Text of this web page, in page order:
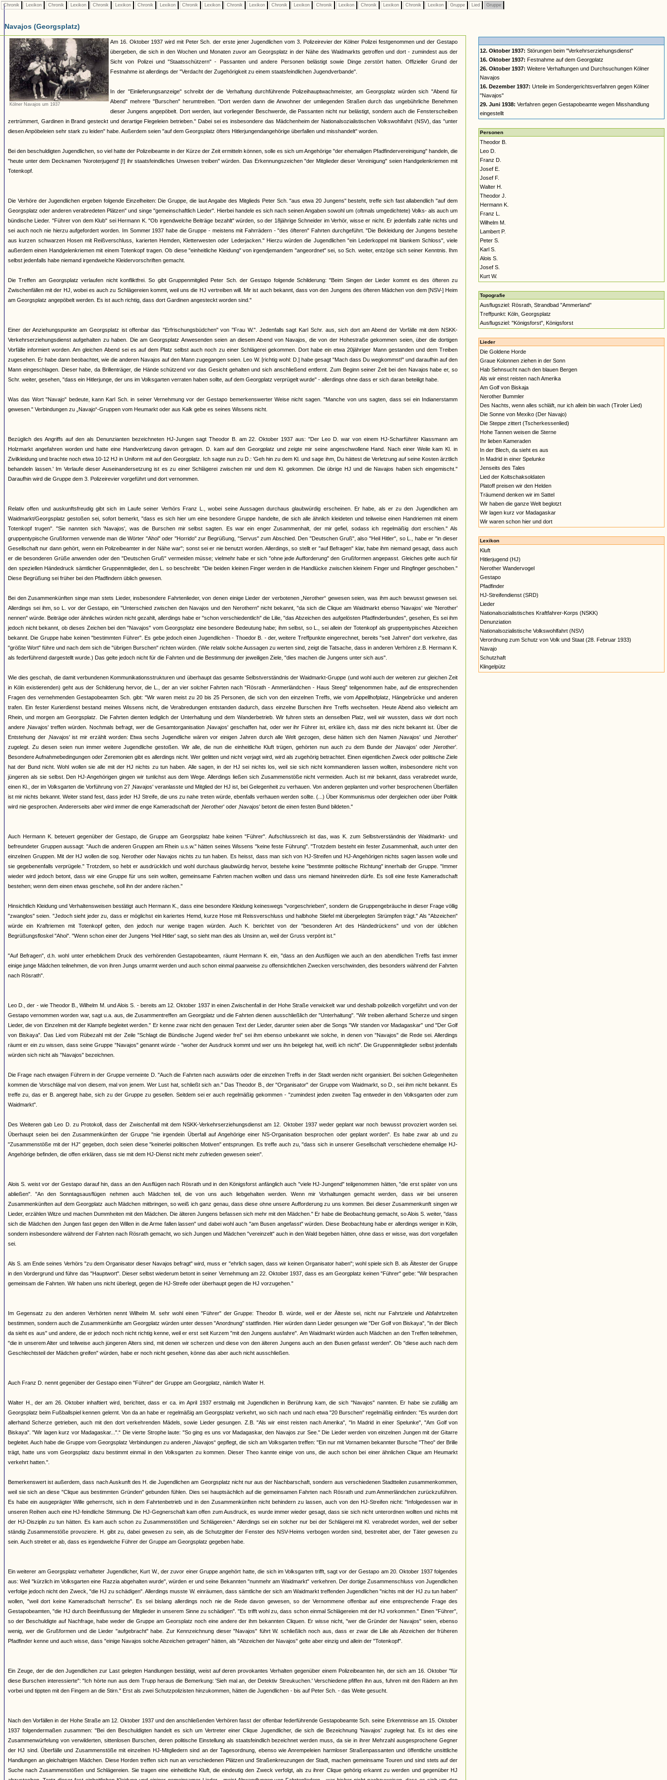
Chronik Lexikon Chronik Lexikon Chronik Lexikon Chronik Lexikon Chronik Lexikon Chronik Lexikon Chronik Lexikon Chronik Lexikon Chronik Lexikon Chronik Lexikon Gruppe Lied Gruppe
Navajos (Georgsplatz)
Kölner Navajos um 1937
Am 16. Oktober 1937 wird mit Peter Sch. der erste jener Jugendlichen vom 3. Polizeirevier der Kölner Polizei festgenommen und der Gestapo
übergeben, die sich in den Wochen und Monaten zuvor am Georgsplatz in der Nähe des Waidmarkts getroffen und dort - zumindest aus der
Sicht von Polizei und "Staatsschützern" - Passanten und andere Personen belästigt sowie Dinge zerstört hatten. Offizieller Grund der
Festnahme ist allerdings der "Verdacht der Zugehörigkeit zu einem staatsfeindlichen Jugendverbande".
In der "Einlieferungsanzeige" schreibt der die Verhaftung durchführende Polizeihauptwachmeister, am Georgsplatz würden sich "Abend für
Abend" mehrere "Burschen" herumtreiben. "Dort werden dann die Anwohner der umliegenden Straßen durch das ungebührliche Benehmen
dieser Jungens angepöbelt. Dort werden, laut vorliegender Beschwerde, die Passanten nicht nur belästigt, sondern auch die Fensterscheiben
zertrümmert, Gardinen in Brand gesteckt und derartige Flegeleien betrieben." Dabei sei es insbesondere das Mädchenheim der Nationalsozialistischen Volkswohlfahrt (NSV), das "unter
diesen Anpöbeleien sehr stark zu leiden" habe. Außerdem seien "auf dem Georgsplatz öfters Hitlerjungendangehörige überfallen und misshandelt" worden.
Bei den beschuldigten Jugendlichen, so viel hatte der Polizeibeamte in der Kürze der Zeit ermitteln können, solle es sich um Angehörige "der ehemaligen Pfadfindervereinigung" handeln, die
"heute unter dem Decknamen 'Noroterjugend' [!] ihr staatsfeindliches Unwesen treiben" würden. Das Erkennungszeichen "der Mitglieder dieser Vereinigung" seien Handgelenkriemen mit
Totenkopf.
Die Verhöre der Jugendlichen ergeben folgende Einzelheiten: Die Gruppe, die laut Angabe des Mitglieds Peter Sch. "aus etwa 20 Jungens" besteht, treffe sich fast allabendlich "auf dem
Georgsplatz oder anderen verabredeten Plätzen" und singe "gemeinschaftlich Lieder". Hierbei handele es sich nach seinen Angaben sowohl um (oftmals umgedichtete) Volks- als auch um
bündische Lieder. "Führer von dem Klub" sei Hermann K. "Ob irgendwelche Beiträge bezahlt" würden, so der 18jährige Schneider im Verhör, wisse er nicht. Er jedenfalls zahle nichts und
sei auch noch nie hierzu aufgefordert worden. Im Sommer 1937 habe die Gruppe - meistens mit Fahrrädern - "des öfteren" Fahrten durchgeführt. "Die Bekleidung der Jungens bestehe
aus kurzen schwarzen Hosen mit Reißverschluss, karierten Hemden, Kletterwesten oder Lederjacken." Hierzu würden die Jugendlichen "ein Lederkoppel mit blankem Schloss", viele
außerdem einen Handgelenkriemen mit einem Totenkopf tragen. Ob diese "einheitliche Kleidung" von irgendjemandem "angeordnet" sei, so Sch. weiter, entzöge sich seiner Kenntnis. Ihm
selbst jedenfalls habe niemand irgendwelche Kleidervorschriften gemacht.
Die Treffen am Georgsplatz verlaufen nicht konfliktfrei. So gibt Gruppenmitglied Peter Sch. der Gestapo folgende Schilderung: "Beim Singen der Lieder kommt es des öfteren zu
Zwischenfällen mit der HJ, wobei es auch zu Schlägereien kommt, weil uns die HJ vertreiben will. Mir ist auch bekannt, dass von den Jungens des öfteren Mädchen von dem [NSV-] Heim
am Georgsplatz angepöbelt werden. Es ist auch richtig, dass dort Gardinen angesteckt worden sind."
Einer der Anziehungspunkte am Georgsplatz ist offenbar das "Erfrischungsbüdchen" von "Frau W.". Jedenfalls sagt Karl Schr. aus, sich dort am Abend der Vorfälle mit dem NSKK-
Verkehrserziehungsdienst aufgehalten zu haben. Die am Georgsplatz Anwesenden seien an diesem Abend von Navajos, die von der Hohestraße gekommen seien, über die dortigen
Vorfälle informiert worden. Am gleichen Abend sei es auf dem Platz selbst auch noch zu einer Schlägerei gekommen. Dort habe ein etwa 20jähriger Mann gestanden und dem Treiben
zugesehen. Er habe dann beobachtet, wie die anderen Navajos auf den Mann zugegangen seien. Leo W. [richtig wohl: D.] habe gesagt "Mach dass Du wegkommst!" und daraufhin auf den
Mann eingeschlagen. Dieser habe, da Brillenträger, die Hände schützend vor das Gesicht gehalten und sich anschließend entfernt. Zum Beginn seiner Zeit bei den Navajos habe er, so
Schr. weiter, gesehen, "dass ein Hitlerjunge, der uns im Volksgarten verraten haben sollte, auf dem Georgplatz verprügelt wurde" - allerdings ohne dass er sich daran beteiligt habe.
Was das Wort "Navajo" bedeute, kann Karl Sch. in seiner Vernehmung vor der Gestapo bemerkenswerter Weise nicht sagen. "Manche von uns sagten, dass sei ein Indianerstamm
gewesen." Verbindungen zu „Navajo“-Gruppen vom Heumarkt oder aus Kalk gebe es seines Wissens nicht.
Bezüglich des Angriffs auf den als Denunzianten bezeichneten HJ-Jungen sagt Theodor B. am 22. Oktober 1937 aus: "Der Leo D. war von einem HJ-Scharführer Klassmann am
Holzmarkt angefahren worden und hatte eine Handverletzung davon getragen. D. kam auf den Georgplatz und zeigte mir seine angeschwollene Hand. Nach einer Weile kam Kl. in
Zivilkleidung und brachte noch etwa 10-12 HJ in Uniform mit auf den Georgplatz. Ich sagte nun zu D.: 'Geh hin zu dem Kl. und sage ihm, Du hättest die Verletzung auf seine Kosten ärztlich
behandeln lassen.' Im Verlaufe dieser Auseinandersetzung ist es zu einer Schlägerei zwischen mir und dem Kl. gekommen. Die übrige HJ und die Navajos haben sich eingemischt."
Daraufhin wird die Gruppe dem 3. Polizeirevier vorgeführt und dort vernommen.
Relativ offen und auskunftsfreudig gibt sich im Laufe seiner Verhörs Franz L., wobei seine Aussagen durchaus glaubwürdig erscheinen. Er habe, als er zu den Jugendlichen am
Waidmarkt/Georgsplatz gestoßen sei, sofort bemerkt, "dass es sich hier um eine besondere Gruppe handelte, die sich alle ähnlich kleideten und teilweise einen Handriemen mit einem
Totenkopf trugen". "Sie nannten sich 'Navajos', was die Burschen mir selbst sagten. Es war ein enger Zusammenhalt, der mir gefiel, sodass ich regelmäßig dort erschien." Als
gruppentypische Grußformen verwende man die Wörter "Ahoi" oder "Horrido" zur Begrüßung, "Servus" zum Abschied. Den "Deutschen Gruß", also "Heil Hitler", so L., habe er "in dieser
Gesellschaft nur dann gehört, wenn ein Polizeibeamter in der Nähe war"; sonst sei er nie benutzt worden. Allerdings, so stellt er "auf Befragen" klar, habe ihm niemand gesagt, dass auch
er die besonderen Grüße anwenden oder den "Deutschen Gruß" vermeiden müsse; vielmehr habe er sich "ohne jede Aufforderung" den Grußformen angepasst. Gleiches gelte auch für
den speziellen Händedruck sämtlicher Gruppenmitglieder, den L. so beschreibt: "Die beiden kleinen Finger werden in die Handlücke zwischen kleinem Finger und Ringfinger geschoben."
Diese Begrüßung sei früher bei den Pfadfindern üblich gewesen.
Bei den Zusammenkünften singe man stets Lieder, insbesondere Fahrtenlieder, von denen einige Lieder der verbotenen „Nerother“ gewesen seien, was ihm auch bewusst gewesen sei.
Allerdings sei ihm, so L. vor der Gestapo, ein "Unterschied zwischen den Navajos und den Nerothern" nicht bekannt, "da sich die Clique am Waidmarkt ebenso 'Navajos' wie 'Nerother'
nennen" würde. Beiträge oder ähnliches würden nicht gezahlt, allerdings habe er "schon verschiedentlich" die Lilie, "das Abzeichen des aufgelösten Pfadfinderbundes", gesehen, Es sei ihm
jedoch nicht bekannt, ob dieses Zeichen bei den "Navajos" vom Georgsplatz eine besondere Bedeutung habe; ihm selbst, so L., sei allein der Totenkopf als gruppentypisches Abzeichen
bekannt. Die Gruppe habe keinen "bestimmten Führer". Es gebe jedoch einen Jugendlichen - Thoedor B. - der, weitere Treffpunkte eingerechnet, bereits "seit Jahren" dort verkehre, das
"größte Wort" führe und nach dem sich die "übrigen Burschen" richten würden. (Wie relativ solche Aussagen zu werten sind, zeigt die Tatsache, dass in anderen Verhören z.B. Hermann K.
als federführend dargestellt wurde.) Das gelte jedoch nicht für die Fahrten und die Bestimmung der jeweiligen Ziele, "dies machen die Jungens unter sich aus".
Wie dies geschah, die damit verbundenen Kommunikationsstrukturen und überhaupt das gesamte Selbstverständnis der Waidmarkt-Gruppe (und wohl auch der weiteren zur gleichen Zeit
in Köln existierenden) geht aus der Schilderung hervor, die L., der an vier solcher Fahrten nach "Rösrath - Ammerländchen - Haus Steeg" teilgenommen habe, auf die entsprechenden
Fragen des vernehmenden Gestapobeamten Sch. gibt: "Wir waren meist zu 20 bis 25 Personen, die sich von den einzelnen Treffs, wie vom Appellhofplatz, Hängebrücke und anderen
trafen. Ein fester Kurierdienst bestand meines Wissens nicht, die Verabredungen entstanden dadurch, dass einzelne Burschen ihre Treffs wechselten. Heute Abend also vielleicht am
Rhein, und morgen am Georgsplatz. Die Fahrten dienten lediglich der Unterhaltung und dem Wanderbetrieb. Wir fuhren stets an denselben Platz, weil wir wussten, dass wir dort noch
andere ‚Navajos' treffen würden. Nochmals befragt, wer die Gesamtorganisation ‚Navajos' geschaffen hat, oder wer ihr Führer ist, erkläre ich, dass mir dies nicht bekannt ist. Über die
Entstehung der ‚Navajos' ist mir erzählt worden: Etwa sechs Jugendliche wären vor einigen Jahren durch alle Welt gezogen, diese hätten sich den Namen ‚Navajos' und ‚Nerother'
zugelegt. Zu diesen seien nun immer weitere Jugendliche gestoßen. Wir alle, die nun die einheitliche Kluft trügen, gehörten nun auch zu dem Bunde der ‚Navajos' oder ‚Nerother'.
Besondere Aufnahmebedingungen oder Zeremonien gibt es allerdings nicht. Wer gelitten und nicht verjagt wird, wird als zugehörig betrachtet. Einen eigentlichen Zweck oder politische Ziele
hat der Bund nicht. Wohl wollen sie alle mit der HJ nichts zu tun haben. Alle sagen, in der HJ sei nichts los, weil sie sich nicht kommandieren lassen wollten, insbesondere nicht von
jüngeren als sie selbst. Den HJ-Angehörigen gingen wir tunlichst aus dem Wege. Allerdings ließen sich Zusammenstöße nicht vermeiden. Auch ist mir bekannt, dass verabredet wurde,
einen Kl., der im Volksgarten die Vorführung von 27 ‚Navajos' veranlasste und Mitglied der HJ ist, bei Gelegenheit zu verhauen. Von anderen geplanten und vorher besprochenen Überfällen
ist mir nichts bekannt. Weiter stand fest, dass jeder HJ Streife, die uns zu nahe treten würde, ebenfalls verhauen werden sollte. (...) Über Kommunismus oder dergleichen oder über Politik
wird nie gesprochen. Andererseits aber wird immer die enge Kameradschaft der ‚Nerother' oder ‚Navajos' betont die einen festen Bund bildeten."
Auch Hermann K. beteuert gegenüber der Gestapo, die Gruppe am Georgsplatz habe keinen "Führer". Aufschlussreich ist das, was K. zum Selbstverständnis der Waidmarkt- und
befreundeter Gruppen aussagt: "Auch die anderen Gruppen am Rhein u.s.w." hätten seines Wissens "keine feste Führung". "Trotzdem besteht ein fester Zusammenhalt, auch unter den
einzelnen Gruppen. Mit der HJ wollen die sog. Nerother oder Navajos nichts zu tun haben. Es heisst, dass man sich von HJ-Streifen und HJ-Angehörigen nichts sagen lassen wolle und
sie gegebenenfalls verprügele." Trotzdem, so hebt er ausdrücklich und wohl durchaus glaubwürdig hervor, bestehe keine "bestimmte politische Richtung" innerhalb der Gruppe. "Immer
wieder wird jedoch betont, dass wir eine Gruppe für uns sein wollten, gemeinsame Fahrten machen wollten und dass uns niemand hineinreden dürfe. Es soll eine feste Kameradschaft
bestehen; wenn dem einen etwas geschehe, soll ihn der andere rächen."
Hinsichtlich Kleidung und Verhaltensweisen bestätigt auch Hermann K., dass eine besondere Kleidung keineswegs "vorgeschrieben", sondern die Gruppengebräuche in dieser Frage völlig
"zwanglos" seien. "Jedoch sieht jeder zu, dass er möglichst ein kariertes Hemd, kurze Hose mit Reissverschluss und halbhohe Stiefel mit übergelegten Strümpfen trägt." Als "Abzeichen"
würde ein Kraftriemen mit Totenkopf gelten, den jedoch nur wenige tragen würden. Auch K. berichtet von der "besonderen Art des Händedrückens" und von der üblichen
Begrüßungsfloskel "Ahoi". "Wenn schon einer der Jungens 'Heil Hitler' sagt, so sieht man dies als Unsinn an, weil der Gruss verpönt ist."
"Auf Befragen", d.h. wohl unter erheblichem Druck des verhörenden Gestapobeamten, räumt Hermann K. ein, "dass an den Ausflügen wie auch an den abendlichen Treffs fast immer
einige junge Mädchen teilnehmen, die von ihren Jungs umarmt werden und auch schon einmal paarweise zu offensichtlichen Zwecken verschwinden, dies besonders während der Fahrten
nach Rösrath".
Leo D., der - wie Theodor B., Wilhelm M. und Alois S. - bereits am 12. Oktober 1937 in einen Zwischenfall in der Hohe Straße verwickelt war und deshalb polizeilich vorgeführt und von der
Gestapo vernommen worden war, sagt u.a. aus, die Zusammentreffen am Georgplatz und die Fahrten dienen ausschließlich der "Unterhaltung". "Wir treiben allerhand Scherze und singen
Lieder, die von Einzelnen mit der Klampfe begleitet werden." Er kenne zwar nicht den genauen Text der Lieder, darunter seien aber die Songs "Wir standen vor Madagaskar" und "Der Golf
von Biskaya". Das Lied vom Rübezahl mit der Zeile "Schlagt die Bündische Jugend wieder frei" sei ihm ebenso unbekannt wie solche, in denen von "Navajos" die Rede sei. Allerdings
räumt er ein zu wissen, dass seine Gruppe "Navajos" genannt würde - "woher der Ausdruck kommt und wer uns ihn beigelegt hat, weiß ich nicht". Die Gruppenmitglieder selbst jedenfalls
würden sich nicht als "Navajos" bezeichnen.
Die Frage nach etwaigen Führern in der Gruppe verneinte D. "Auch die Fahrten nach auswärts oder die einzelnen Treffs in der Stadt werden nicht organisiert. Bei solchen Gelegenheiten
kommen die Vorschläge mal von diesem, mal von jenem. Wer Lust hat, schließt sich an." Das Theodor B., der "Organisator" der Gruppe vom Waidmarkt, so D., sei ihm nicht bekannt. Es
treffe zu, das er B. angeregt habe, sich zu der Gruppe zu gesellen. Seitdem sei er auch regelmäßig gekommen - "zumindest jeden zweiten Tag entweder in den Volksgarten oder zum
Waidmarkt".
Des Weiteren gab Leo D. zu Protokoll, dass der Zwischenfall mit dem NSKK-Verkehrserziehungsdienst am 12. Oktober 1937 weder geplant war noch bewusst provoziert worden sei.
Überhaupt seien bei den Zusammenkünften der Gruppe "nie irgendein Überfall auf Angehörige einer NS-Organisation besprochen oder geplant worden". Es habe zwar ab und zu
"Zusammenstöße mit der HJ" gegeben, doch seien diese "keinerlei politischen Motiven" entsprungen. Es treffe auch zu, "dass sich in unserer Gesellschaft verschiedene ehemalige HJ-
Angehörige befinden, die offen erklären, dass sie mit dem HJ-Dienst nicht mehr zufrieden gewesen seien".
Alois S. weist vor der Gestapo darauf hin, dass an den Ausflügen nach Rösrath und in den Königsforst anfänglich auch "viele HJ-Jungend" teilgenommen hätten, "die erst später von uns
abließen". "An den Sonntagsausflügen nehmen auch Mädchen teil, die von uns auch liebgehalten werden. Wenn mir Vorhaltungen gemacht werden, dass wir bei unseren
Zusammenkünften auf dem Georgplatz auch Mädchen mitbringen, so weiß ich ganz genau, dass diese ohne unsere Aufforderung zu uns kommen. Bei dieser Zusammenkunft singen wir
Lieder, erzählen Witze und machen Dummheiten mit den Mädchen. Die älteren Jungens befassen sich mehr mit den Mädchen." Er habe die Beobachtung gemacht, so Alois S. weiter, "dass
sich die Mädchen den Jungen fast gegen den Willen in die Arme fallen lassen" und dabei wohl auch "am Busen angefasst" würden. Diese Beobachtung habe er allerdings weniger in Köln,
sondern insbesondere während der Fahrten nach Rösrath gemacht, wo sich Jungen und Mädchen "vereinzelt" auch in den Wald begeben hätten, ohne dass er wisse, was dort vorgefallen
sei.
Als S. am Ende seines Verhörs "zu dem Organisator dieser Navajos befragt" wird, muss er "ehrlich sagen, dass wir keinen Organisator haben"; wohl spiele sich B. als Ältester der Gruppe
in den Vordergrund und führe das "Hauptwort". Dieser selbst wiederum betont in seiner Vernehmung am 22. Oktober 1937, dass es am Georgplatz keinen "Führer" gebe: "Wir besprachen
gemeinsam die Fahrten. Wir haben uns nicht überlegt, gegen die HJ-Streife oder überhaupt gegen die HJ vorzugehen."
Im Gegensatz zu den anderen Verhörten nennt Wilhelm M. sehr wohl einen "Führer" der Gruppe: Theodor B. würde, weil er der Älteste sei, nicht nur Fahrtziele und Abfahrtzeiten
bestimmen, sondern auch die Zusammenkünfte am Georgplatz würden unter dessen "Anordnung" stattfinden. Hier würden dann Lieder gesungen wie "Der Golf von Biskaya", "in der Blech
da sieht es aus" und andere, die er jedoch noch nicht richtig kenne, weil er erst seit Kurzem "mit den Jungens ausfahre". Am Waidmarkt würden auch Mädchen an den Treffen teilnehmen,
"die in unserem Alter und teilweise auch jüngeren Alters sind, mit denen wir scherzen und diese von den älteren Jungens auch an den Busen gefasst werden". Ob "diese auch nach dem
Geschlechtsteil der Mädchen greifen" würden, habe er noch nicht gesehen, könne das aber auch nicht ausschließen.
Auch Franz D. nennt gegenüber der Gestapo einen "Führer" der Gruppe am Georgplatz, nämlich Walter H.
Walter H., der am 26. Oktober inhaftiert wird, berichtet, dass er ca. im April 1937 erstmalig mit Jugendlichen in Berührung kam, die sich "Navajos" nannten. Er habe sie zufällig am
Georgsplatz beim Fußballspiel kennen gelernt. Von da an habe er regelmäßig am Georgsplatz verkehrt, wo sich nach und nach etwa "20 Burschen" regelmäßig einfinden: "Es wurden dort
allerhand Scherze getrieben, auch mit den dort verkehrenden Mädels, sowie Lieder gesungen. Z.B. "Als wir einst reisten nach Amerika", "In Madrid in einer Spelunke", "Am Golf von
Biskaya". "Wir lagen kurz vor Madagaskar...".“ Die vierte Strophe laute: "So ging es uns vor Madagaskar, den Navajos zur See." Die Lieder werden von einzelnen Jungen mit der Gitarre
begleitet. Auch habe die Gruppe vom Georgsplatz Verbindungen zu anderen „Navajos“ gepflegt, die sich am Volksgarten treffen: "Ein nur mit Vornamen bekannter Bursche "Theo" der Brille
trägt, hatte uns vom Georgsplatz dazu bestimmt einmal in den Volksgarten zu kommen. Dieser Theo kannte einige von uns, die auch schon bei einer ähnlichen Clique am Heumarkt
verkehrt hatten.".
Bemerkenswert ist außerdem, dass nach Auskunft des H. die Jugendlichen am Georgsplatz nicht nur aus der Nachbarschaft, sondern aus verschiedenen Stadtteilen zusammenkommen,
weil sie sich an diese "Clique aus bestimmten Gründen" gebunden fühlen. Dies sei hauptsächlich auf die gemeinsamen Fahrten nach Rösrath und zum Ammerländchen zurückzuführen.
Es habe ein ausgeprägter Wille geherrscht, sich in dem Fahrtenbetrieb und in den Zusammenkünften nicht behindern zu lassen, auch von den HJ-Streifen nicht: "Infolgedessen war in
unseren Reihen auch eine HJ-feindliche Stimmung. Die HJ-Gegnerschaft kam offen zum Ausdruck, es wurde immer wieder gesagt, dass sie sich nicht unterordnen wollten und nichts mit
der HJ-Disziplin zu tun hätten. Es kam auch schon zu Zusammenstößen und Schlägereien.“ Allerdings sei ein solcher nur bei der Schlägerei mit Kl. verabredet worden, weil der selber
ständig Zusammenstöße provoziere. H. gibt zu, dabei gewesen zu sein, als die Schutzgitter der Fenster des NSV-Heims verbogen worden sind, bestreitet aber, der Täter gewesen zu
sein. Auch streitet er ab, dass es irgendwelche Führer der Gruppe am Georgsplatz gegeben habe.
Ein weiterer am Georgsplatz verhafteter Jugendlicher, Kurt W., der zuvor einer Gruppe angehört hatte, die sich im Volksgarten trifft, sagt vor der Gestapo am 20. Oktober 1937 folgendes
aus: Weil "kürzlich im Volksgarten eine Razzia abgehalten wurde", würden er und seine Bekannten "nunmehr am Waidmarkt" verkehren. Der dortige Zusammenschluss von Jugendlichen
verfolge jedoch nicht den Zweck, "die HJ zu schädigen". Allerdings musste W. einräumen, dass sämtliche der sich am Waidmarkt treffenden Jugendlichen "nichts mit der HJ zu tun haben"
wollen, "weil dort keine Kameradschaft herrsche". Es sei bislang allerdings noch nie die Rede davon gewesen, so der Vernommene offenbar auf eine entsprechende Frage des
Gestapobeamten, "die HJ durch Beeinflussung der Mitglieder in unserem Sinne zu schädigen". "Es trifft wohl zu, dass schon einmal Schlägereien mit der HJ vorkommen." Einen "Führer",
so der Beschuldigte auf Nachfrage, habe weder die Gruppe am Georsplatz noch eine andere der ihm bekannten Cliquen. Er wisse nicht, "wer die Gründer der Navajos" seien, ebenso
wenig, wer die Grußformen und die Lieder "aufgebracht" habe. Zur Kennzeichnung dieser "Navajos" führt W. schließlich noch aus, dass er zwar die Lilie als Abzeichen der früheren
Pfadfinder kenne und auch wisse, dass "einige Navajos solche Abzeichen getragen" hätten, als "Abzeichen der Navajos" gelte aber einzig und allein der "Totenkopf".
Ein Zeuge, der die den Jugendlichen zur Last gelegten Handlungen bestätigt, weist auf deren provokantes Verhalten gegenüber einem Polizeibeamten hin, der sich am 16. Oktober "für
diese Burschen interessierte": "Ich hörte nun aus dem Trupp heraus die Bemerkung: 'Sieh mal an, der Detektiv Streukuchen.' Verschiedene pfiffen ihn aus, fuhren mit den Rädern an ihm
vorbei und tippten mit den Fingern an die Stirn." Erst als zwei Schutzpolizisten hinzukommen, hätten die Jugendlichen - bis auf Peter Sch. - das Weite gesucht.
Nach den Vorfällen in der Hohe Straße am 12. Oktober 1937 und den anschließenden Verhören fasst der offenbar federführende Gestapobeamte Sch. seine Erkenntnisse am 15. Oktober
1937 folgendermaßen zusammen: "Bei den Beschuldigten handelt es sich um Vertreter einer Clique Jugendlicher, die sich die Bezeichnung 'Navajos' zugelegt hat. Es ist dies eine
Zusammenwürfelung von verwilderten, sittenlosen Burschen, deren politische Einstellung als staatsfeindlich bezeichnet werden muss, da sie in ihrer Mehrzahl ausgesprochene Gegner
der HJ sind. Überfälle und Zusammenstöße mit einzelnen HJ-Mitgliedern sind an der Tagesordnung, ebenso wie Anrempeleien harmloser Straßenpassanten und öffentliche unsittliche
Handlungen an gleichaltrigen Mädchen. Diese Horden treffen sich nun an verschiedenen Plätzen und Straßenkreuzungen der Stadt, machen gemeinsame Touren und sind stets auf der
Suche nach Zusammenstößen und Schlägereien. Sie tragen eine einheitliche Kluft, die eindeutig den Zweck verfolgt, als zu ihrer Clique gehörig erkannt zu werden und gegenüber HJ
12. Oktober 1937: Störungen beim "Verkehrserziehungsdienst"
16. Oktober 1937: Festnahme auf dem Georgplatz
26. Oktober 1937: Weitere Verhaftungen und Durchsuchungen Kölner
Navajos
16. Dezember 1937: Urteile im Sondergerichtsverfahren gegen Kölner
"Navajos"
29. Juni 1938: Verfahren gegen Gestapobeamte wegen Misshandlung
eingestellt
Personen
Theodor B.
Leo D.
Franz D.
Josef E.
Josef F.
Walter H.
Theodor J.
Hermann K.
Franz L.
Wilhelm M.
Lambert P.
Peter S.
Karl S.
Alois S.
Josef S.
Kurt W.
Topografie
Ausflugsziel: Rösrath, Strandbad "Ammerland"
Treffpunkt: Köln, Georgsplatz
Ausflugsziel: "Königsforst", Königsforst
Lieder
Die Goldene Horde
Graue Kolonnen ziehen in der Sonn
Hab Sehnsucht nach den blauen Bergen
Als wir einst reisten nach Amerika
Am Golf von Biskaja
Nerother Bummler
Des Nachts, wenn alles schläft, nur ich allein bin wach (Tiroler Lied)
Die Sonne von Mexiko (Der Navajo)
Die Steppe zittert (Tscherkessenlied)
Hohe Tannen weisen die Sterne
Ihr lieben Kameraden
In der Blech, da sieht es aus
In Madrid in einer Spelunke
Jenseits des Tales
Lied der Koltschaksoldaten
Platoff preisen wir den Helden
Träumend denken wir im Sattel
Wir haben die ganze Welt beglotzt
Wir lagen kurz vor Madagaskar
Wir waren schon hier und dort
Lexikon
Kluft
Hitlerjugend (HJ)
Nerother Wandervogel
Gestapo
Pfadfinder
HJ-Streifendienst (SRD)
Lieder
Nationalsozialistisches Kraftfahrer-Korps (NSKK)
Denunziation
Nationalsozialistische Volkswohlfahrt (NSV)
Verordnung zum Schutz von Volk und Staat (28. Februar 1933)
Navajo
Schutzhaft
Klingelpütz